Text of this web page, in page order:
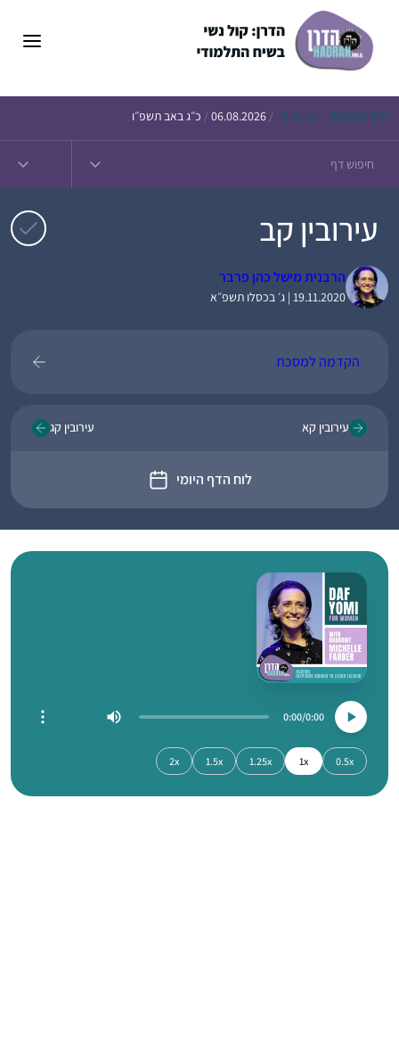
Today’s Daf – זבחים נ״ו /
06.08.2026
/ כ״ג באב תשפ״ו
עירובין קב
הרבנית מישל כהן פרבר
19.11.2020 | ג׳ בכסלו תשפ״א
הקדמה למסכת
עירובין קא
לוח הדף היומי
עירובין קג
0:00
0:00
0.5x
1x
1.25x
1.5x
2x